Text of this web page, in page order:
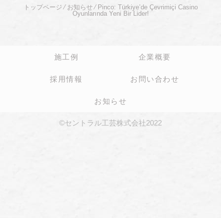
トップページ ⁄ お知らせ⁄ Pinco: Türkiye’de Çevrimiçi Casino
Oyunlarında Yeni Bir Lider!
施工例 企業概要
採用情報 お問い合わせ
お知らせ
©セントラル工芸株式会社2022